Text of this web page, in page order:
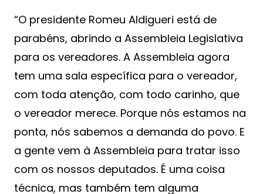
“O presidente Romeu Aldigueri está de
parabéns, abrindo a Assembleia Legislativa
para os vereadores. A Assembleia agora
tem uma sala específica para o vereador,
com toda atenção, com todo carinho, que
o vereador merece. Porque nós estamos na
ponta, nós sabemos a demanda do povo. E
a gente vem à Assembleia para tratar isso
com os nossos deputados. É uma coisa
técnica, mas também tem alguma